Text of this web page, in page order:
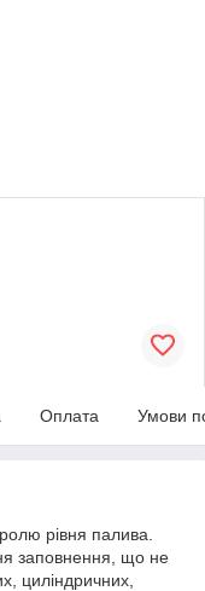
Оплата Умови
рівня палива.
заповнення, що не
циліндричних,